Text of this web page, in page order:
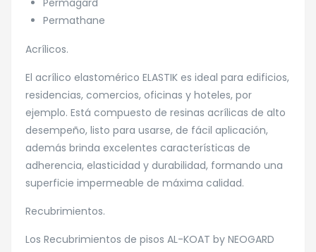
Permagard
Permathane
Acrílicos.
El acrílico elastomérico ELASTIK es ideal para edificios,
residencias, comercios, oficinas y hoteles, por
ejemplo. Está compuesto de resinas acrílicas de alto
desempeño, listo para usarse, de fácil aplicación,
además brinda excelentes características de
adherencia, elasticidad y durabilidad, formando una
superficie impermeable de máxima calidad.
Recubrimientos.
Los Recubrimientos de pisos AL-KOAT by NEOGARD